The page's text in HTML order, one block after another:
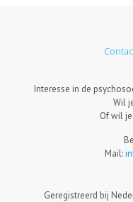
Interesse in de
Wil
Of wil
Mail:
Geregistreerd bij